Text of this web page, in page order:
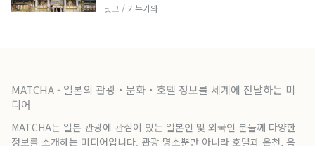
닛코 / 키누가와
MATCHA - 일본의 관광・문화・호텔 정보를 세계에 전달하는 미
디어
MATCHA는 일본 관광에 관심이 있는 일본인 및 외국인 분들께 다양한
정보를 소개하는 미디어입니다. 관광 명소뿐만 아니라 호텔과 온천, 음